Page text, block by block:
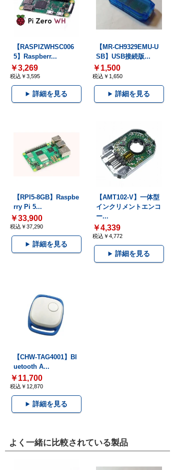
【RASPIZWHSC006
5】Raspberr...
￥3,269
税込￥3,595
詳細を見る
【MR-CH9329EMU-U
SB】USB接続版...
￥1,500
税込￥1,650
詳細を見る
【RPI5-8GB】Raspbe
rry Pi 5...
￥33,900
税込￥37,290
詳細を見る
【AMT102-V】一体型
インクリメントエンコ
ー...
￥4,339
税込￥4,772
詳細を見る
【CHW-TAG4001】Bl
uetooth A...
￥11,700
税込￥12,870
詳細を見る
よく一緒に比較されている製品